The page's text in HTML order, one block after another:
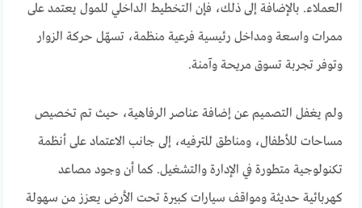
العملاء. بالإضافة إلى ذلك، فإن التخطيط الداخلي للمول يعتمد على
ممرات واسعة ومداخل رئيسية فرعية منظمة، تسهّل حركة الزوار
وتوفر تجربة تسوق مريحة وآمنة.
ولم يغفل التصميم عن إضافة عناصر الرفاهية، حيث تم تخصيص
مساحات للأطفال، ومناطق للترفيه، إلى جانب الاعتماد على أنظمة
تكنولوجية متطورة في الإدارة والتشغيل. كما أن وجود مصاعد
كهربائية حديثة ومواقف سيارات كبيرة تحت الأرض يعزز من سهولة